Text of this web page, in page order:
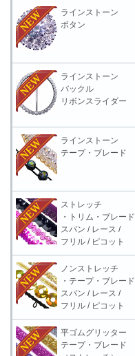
ラインストーン
ボタン
ラインストーン
バックル
リボンスライダー
ラインストーン
テープ・ブレード
ストレッチ
・トリム・ブレード
スパン / レース /
フリル / ピコット
ノンストレッチ
・テープ・ブレード
スパン / レース /
フリル / ピコット
平ゴムグリッター
テープ・ブレード